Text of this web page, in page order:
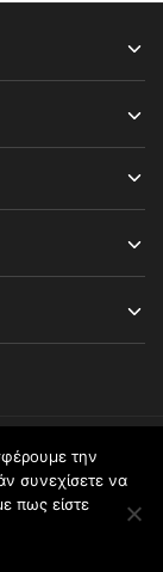
την
συνεχίσετε να
πως είστε